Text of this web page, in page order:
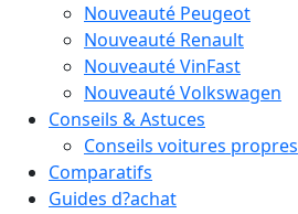
Nouveauté Peugeot
Nouveauté Renault
Nouveauté VinFast
Nouveauté Volkswagen
Conseils & Astuces
Conseils voitures propres
Comparatifs
Guides d?achat